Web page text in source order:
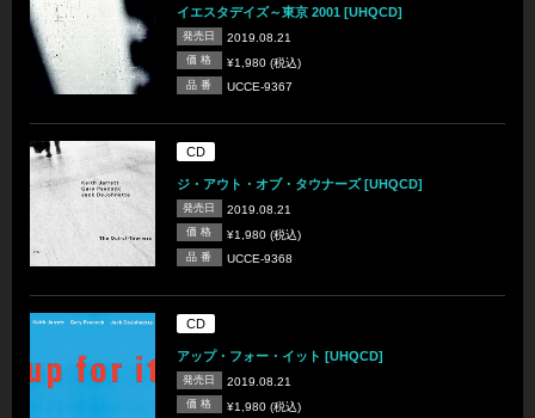
イエスタデイズ～東京 2001 [UHQCD]
発売日 2019.08.21
価 格 ¥1,980 (税込)
品 番 UCCE-9367
CD
ジ・アウト・オブ・タウナーズ [UHQCD]
発売日 2019.08.21
価 格 ¥1,980 (税込)
品 番 UCCE-9368
CD
アップ・フォー・イット [UHQCD]
発売日 2019.08.21
価 格 ¥1,980 (税込)